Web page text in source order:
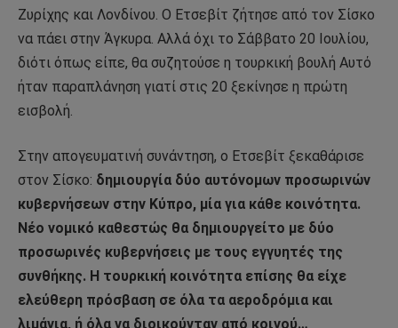
Ζυρίχης και Λονδίνου. Ο Ετσεβίτ ζήτησε από τον Σίσκο
να πάει στην Άγκυρα. Αλλά όχι το Σάββατο 20 Ιουλίου,
διότι όπως είπε, θα συζητούσε η τουρκική βουλή Αυτό
ήταν παραπλάνηση γιατί στις 20 ξεκίνησε η πρώτη
εισβολή.
Στην απογευματινή συνάντηση, ο Ετσεβίτ ξεκαθάρισε
στον Σίσκο: δημιουργία δύο αυτόνομων προσωρινών
κυβερνήσεων στην Κύπρο, μία για κάθε κοινότητα.
Νέο νομικό καθεστώς θα δημιουργείτο με δύο
προσωρινές κυβερνήσεις με τους εγγυητές της
συνθήκης. Η τουρκική κοινότητα επίσης θα είχε
ελεύθερη πρόσβαση σε όλα τα αεροδρόμια και
λιμάνια, ή όλα να διοικούνταν από κοινού…